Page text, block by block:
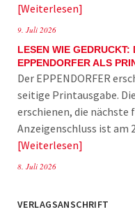
Weiterlesen
9. Juli 2026
LESEN WIE GEDRUCKT:
EPPENDORFER ALS
Der EPPENDORFER
seitige Printausgabe.
erschienen, die nächste
Anzeigenschluss ist
Weiterlesen
8. Juli 2026
VERLAGSANSCHRIFT